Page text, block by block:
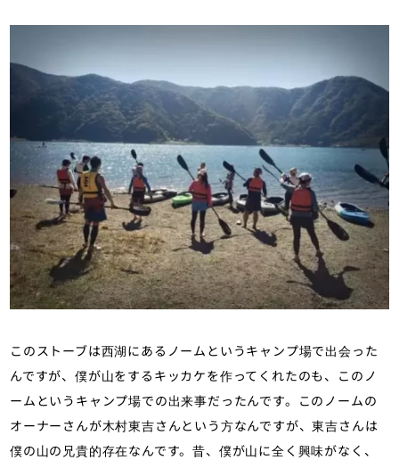
このストーブは西湖にあるノームというキャンプ場で出会った
んですが、僕が山をするキッカケを作ってくれたのも、このノ
ームというキャンプ場での出来事だったんです。このノームの
オーナーさんが木村東吉さんという方なんですが、東吉さんは
僕の山の兄貴的存在なんです。昔、僕が山に全く興味がなく、